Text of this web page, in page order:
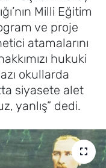
Milli Eğitim
ve proje
atamalarını
hukuki
okullarda
siyasete alet
yanlış” dedi.